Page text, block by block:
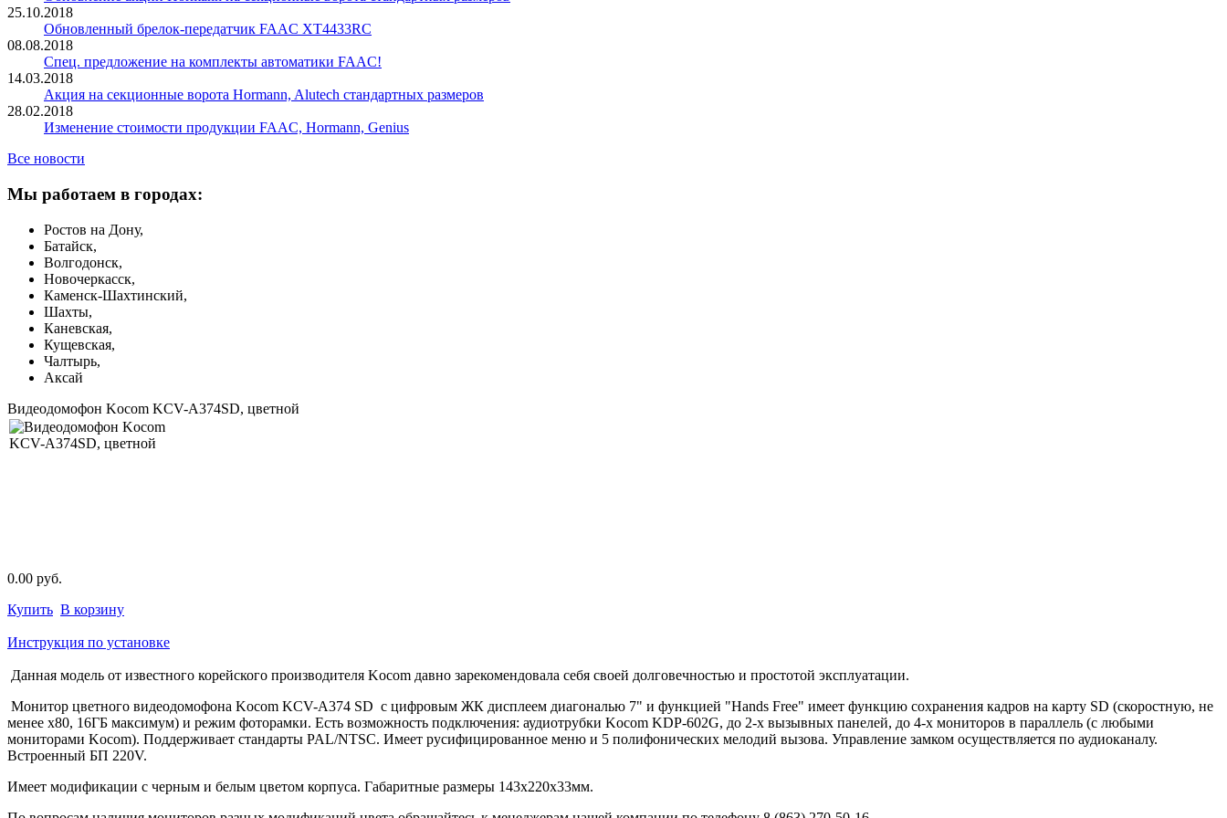
25.10.2018
Обновленный брелок-передатчик FAAC XT4433RC
08.08.2018
Спец. предложение на комплекты автоматики FAAC!
14.03.2018
Акция на секционные ворота Hormann, Alutech стандартных размеров
28.02.2018
Изменение стоимости продукции FAAC, Hormann, Genius
Все новости
Мы работаем в городах:
Ростов на Дону,
Батайск,
Волгодонск,
Новочеркасск,
Каменск-Шахтинский,
Шахты,
Каневская,
Кущевская,
Чалтырь,
Аксай
Видеодомофон Kocom KCV-A374SD, цветной
0.00 руб.
Купить В корзину
Инструкция по установке
Данная модель от известного корейского производителя Kocom давно зарекомендовала себя своей долговечностью и простотой эксплуатации.
Монитор цветного видеодомофона Kocom KCV-A374 SD с цифровым ЖК дисплеем диагональю 7" и функцией "Hands Free" имеет функцию сохранения кадров на карту SD (скоростную, не
менее х80, 16ГБ максимум) и режим фоторамки. Есть возможность подключения: аудиотрубки Kocom KDP-602G, до 2-х вызывных панелей, до 4-х мониторов в параллель (с любыми
мониторами Kocom). Поддерживает стандарты PAL/NTSC. Имеет русифицированное меню и 5 полифонических мелодий вызова. Управление замком осуществляется по аудиоканалу.
Встроенный БП 220V.
Имеет модификации с черным и белым цветом корпуса. Габаритные размеры 143х220х33мм.